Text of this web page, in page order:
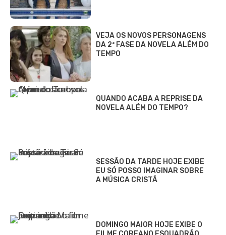
VEJA OS NOVOS PERSONAGENS
DA 2ª FASE DA NOVELA ALÉM DO
TEMPO
QUANDO ACABA A REPRISE DA
NOVELA ALÉM DO TEMPO?
SESSÃO DA TARDE HOJE EXIBE
EU SÓ POSSO IMAGINAR SOBRE
A MÚSICA CRISTÃ
DOMINGO MAIOR HOJE EXIBE O